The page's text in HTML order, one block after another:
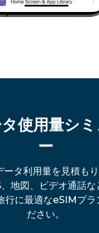
使用量シ
ー
タ利用量を見積もり
地図、ビデオ通話な
行に最適なeSIMプラ
ださい。